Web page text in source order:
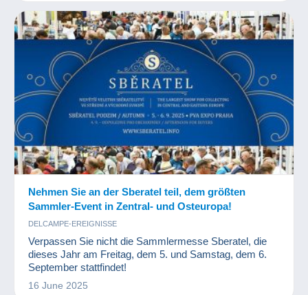
Nehmen Sie an der Sberatel teil, dem größten
Sammler-Event in Zentral- und Osteuropa!
DELCAMPE-EREIGNISSE
Verpassen Sie nicht die Sammlermesse Sberatel, die
dieses Jahr am Freitag, dem 5. und Samstag, dem 6.
September stattfindet!
16 June 2025